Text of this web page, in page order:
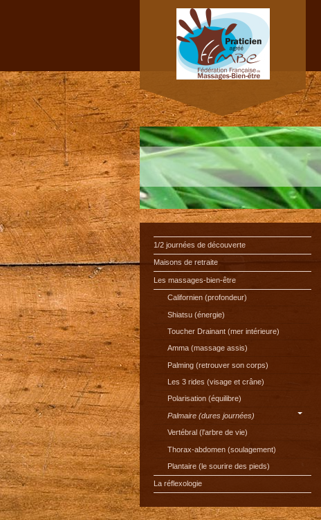
1/2 journées de découverte
Maisons de retraite
Les massages-bien-être
Californien (profondeur)
Shiatsu (énergie)
Toucher Drainant (mer intérieure)
Amma (massage assis)
Palming (retrouver son corps)
Les 3 rides (visage et crâne)
Polarisation (équilibre)
Palmaire (dures journées)
Vertébral (l'arbre de vie)
Thorax-abdomen (soulagement)
Plantaire (le sourire des pieds)
La réflexologie